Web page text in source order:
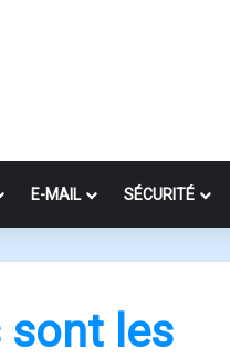
E-MAIL SÉCURITÉ
sont les